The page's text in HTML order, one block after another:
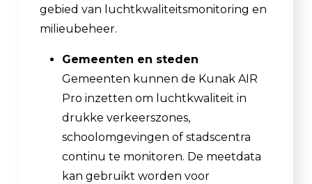
gebied van luchtkwaliteitsmonitoring en
milieubeheer.
Gemeenten en steden
Gemeenten kunnen de Kunak AIR
Pro inzetten om luchtkwaliteit in
drukke verkeerszones,
schoolomgevingen of stadscentra
continu te monitoren. De meetdata
kan gebruikt worden voor